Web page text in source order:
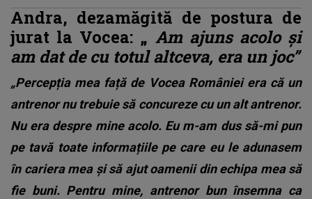
Andra, dezamăgită de postura de
jurat la Vocea: „ Am ajuns acolo și
am dat de cu totul altceva, era un joc”
„Percepția mea față de Vocea României era că un
antrenor nu trebuie să concureze cu un alt antrenor.
Nu era despre mine acolo. Eu m-am dus să-mi pun
pe tavă toate informațiile pe care eu le adunasem
în cariera mea și să ajut oamenii din echipa mea să
fie buni. Pentru mine, antrenor bun însemna ca